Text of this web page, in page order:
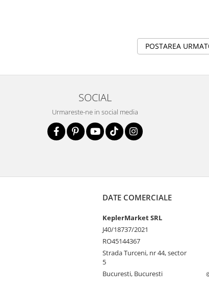
POSTAREA
SOCIAL
Urmareste-ne in social media
DATE COMERCIALE
KeplerMarket SRL
J40/18737/2021
RO45144367
Strada Turceni, nr 44, sector
5
Bucuresti, Bucuresti